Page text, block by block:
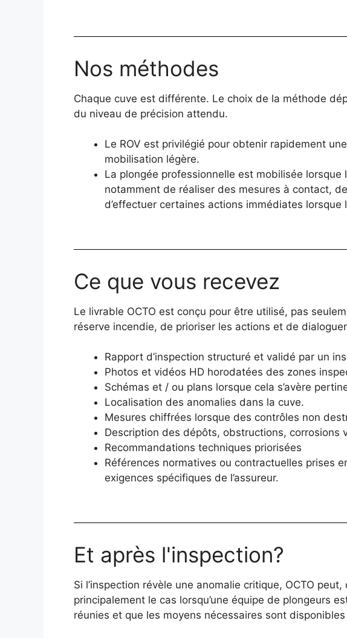
Nos méthodes
Chaque cuve est différente. Le choix de la méthode
du niveau de précision attendu.
Le ROV est privilégié pour obtenir rapidement
mobilisation légère.
La plongée professionnelle est mobilisée
notamment de réaliser des mesures à contact,
d’effectuer certaines actions immédiates
Ce que vous recevez
Le livrable OCTO est conçu pour être utilisé, pas
réserve incendie, de prioriser les actions et de
Rapport d’inspection structuré et validé par un
Photos et vidéos HD horodatées des zones
Schémas et / ou plans lorsque cela s’avère
Localisation des anomalies dans la cuve.
Mesures chiffrées lorsque des contrôles non
Description des dépôts, obstructions, corrosions
Recommandations techniques priorisées
Références normatives ou contractuelles prises
exigences spécifiques de l’assureur.
Et après l'inspection?
Si l’inspection révèle une anomalie critique, OCTO
principalement le cas lorsqu’une équipe de plongeurs
réunies et que les moyens nécessaires sont